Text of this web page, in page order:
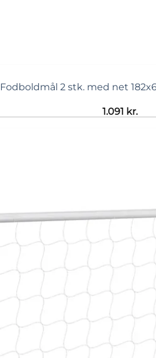
Fodboldmål 2 stk. med net
1.091 kr.